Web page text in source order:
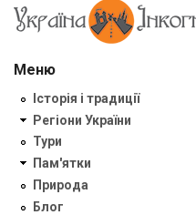
Меню
Історія і традиції
Регіони України
Тури
Пам'ятки
Природа
Блог